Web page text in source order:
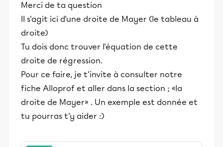
Merci de ta question
Il s'agit ici d'une droite de Mayer (le tableau à
droite)
Tu dois donc trouver l'équation de cette
droite de régression.
Pour ce faire, je t'invite à consulter notre
fiche Alloprof et aller dans la section ; «la
droite de Mayer» . Un exemple est donnée et
tu pourras t'y aider :)